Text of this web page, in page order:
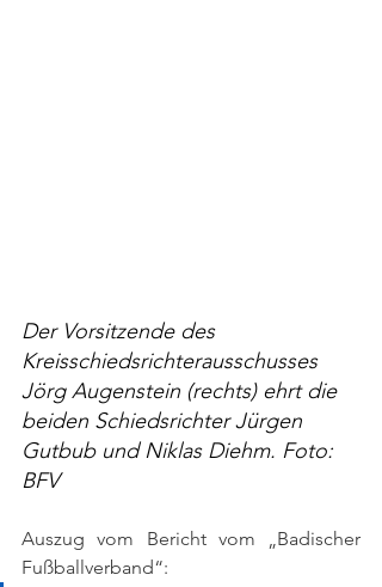
Der Vorsitzende des
Kreisschiedsrichterausschusses
Jörg Augenstein (rechts) ehrt die
beiden Schiedsrichter Jürgen
Gutbub und Niklas Diehm. Foto:
BFV
Auszug vom Bericht vom „Badischer
Fußballverband“: